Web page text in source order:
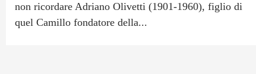
non ricordare Adriano Olivetti (1901-1960), figlio di
quel Camillo fondatore della...